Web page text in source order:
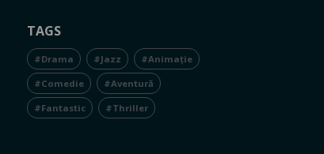
TAGS
#Drama #Jazz #Animație
#Comedie #Aventură
#Fantastic #Thriller